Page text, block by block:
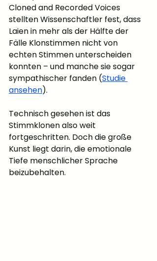
Cloned and Recorded Voices
stellten Wissenschaftler fest, dass
Laien in mehr als der Hälfte der
Fälle Klonstimmen nicht von
echten Stimmen unterscheiden
konnten – und manche sie sogar
sympathischer fanden (Studie
ansehen).
Technisch gesehen ist das
Stimmklonen also weit
fortgeschritten. Doch die große
Kunst liegt darin, die emotionale
Tiefe menschlicher Sprache
beizubehalten.